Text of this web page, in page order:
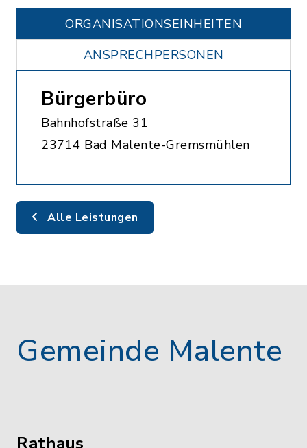
ORGANISATIONS­EINHEITEN
ANSPRECHPERSONEN
Bürgerbüro
Bahnhofstraße 31
23714 Bad Malente-Gremsmühlen
Alle Leistungen
Gemeinde Malente
Rathaus